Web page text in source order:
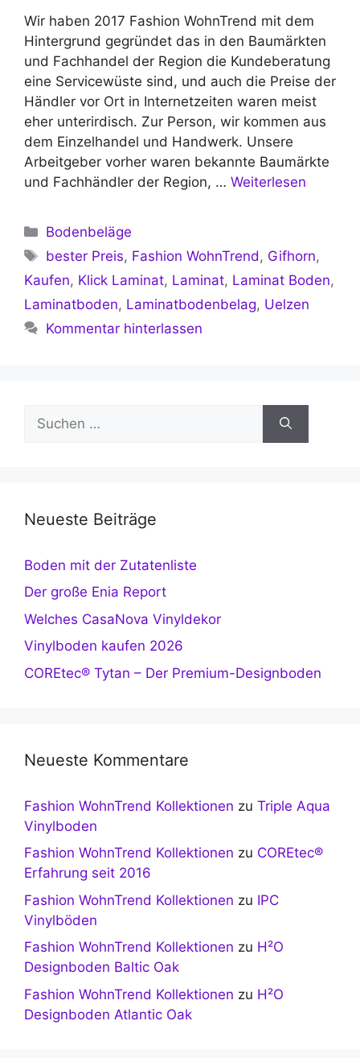
Wir haben 2017 Fashion WohnTrend mit dem
Hintergrund gegründet das in den Baumärkten
und Fachhandel der Region die Kundeberatung
eine Servicewüste sind, und auch die Preise der
Händler vor Ort in Internetzeiten waren meist
eher unterirdisch. Zur Person, wir kommen aus
dem Einzelhandel und Handwerk. Unsere
Arbeitgeber vorher waren bekannte Baumärkte
und Fachhändler der Region, … Weiterlesen
Kategorien
Bodenbeläge
Schlagwörter
bester Preis, Fashion WohnTrend , Gifhorn,
Kaufen, Klick Laminat, Laminat, Laminat Boden,
Laminatboden, Laminatbodenbelag, Uelzen
Kommentar hinterlassen
nach:
Neueste Beiträge
Boden mit der Zutatenliste
Der große Enia Report
Welches CasaNova Vinyldekor
Vinylboden kaufen 2026
COREtec® Tytan – Der Premium-Designboden
Neueste Kommentare
Fashion WohnTrend Kollektionen zu Triple Aqua
Vinylboden
Fashion WohnTrend Kollektionen zu COREtec®
Erfahrung seit 2016
Fashion WohnTrend Kollektionen zu IPC
Vinylböden
Fashion WohnTrend Kollektionen zu H²O
Designboden Baltic Oak
Fashion WohnTrend Kollektionen zu H²O
Designboden Atlantic Oak